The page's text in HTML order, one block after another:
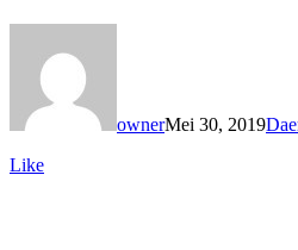
ownerMei 30, 2019
Like